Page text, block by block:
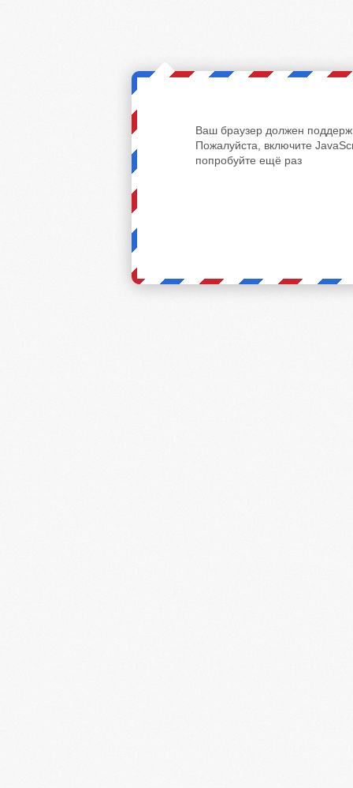
Ваш браузер должен
Пожалуйста, включите
попробуйте ещё раз